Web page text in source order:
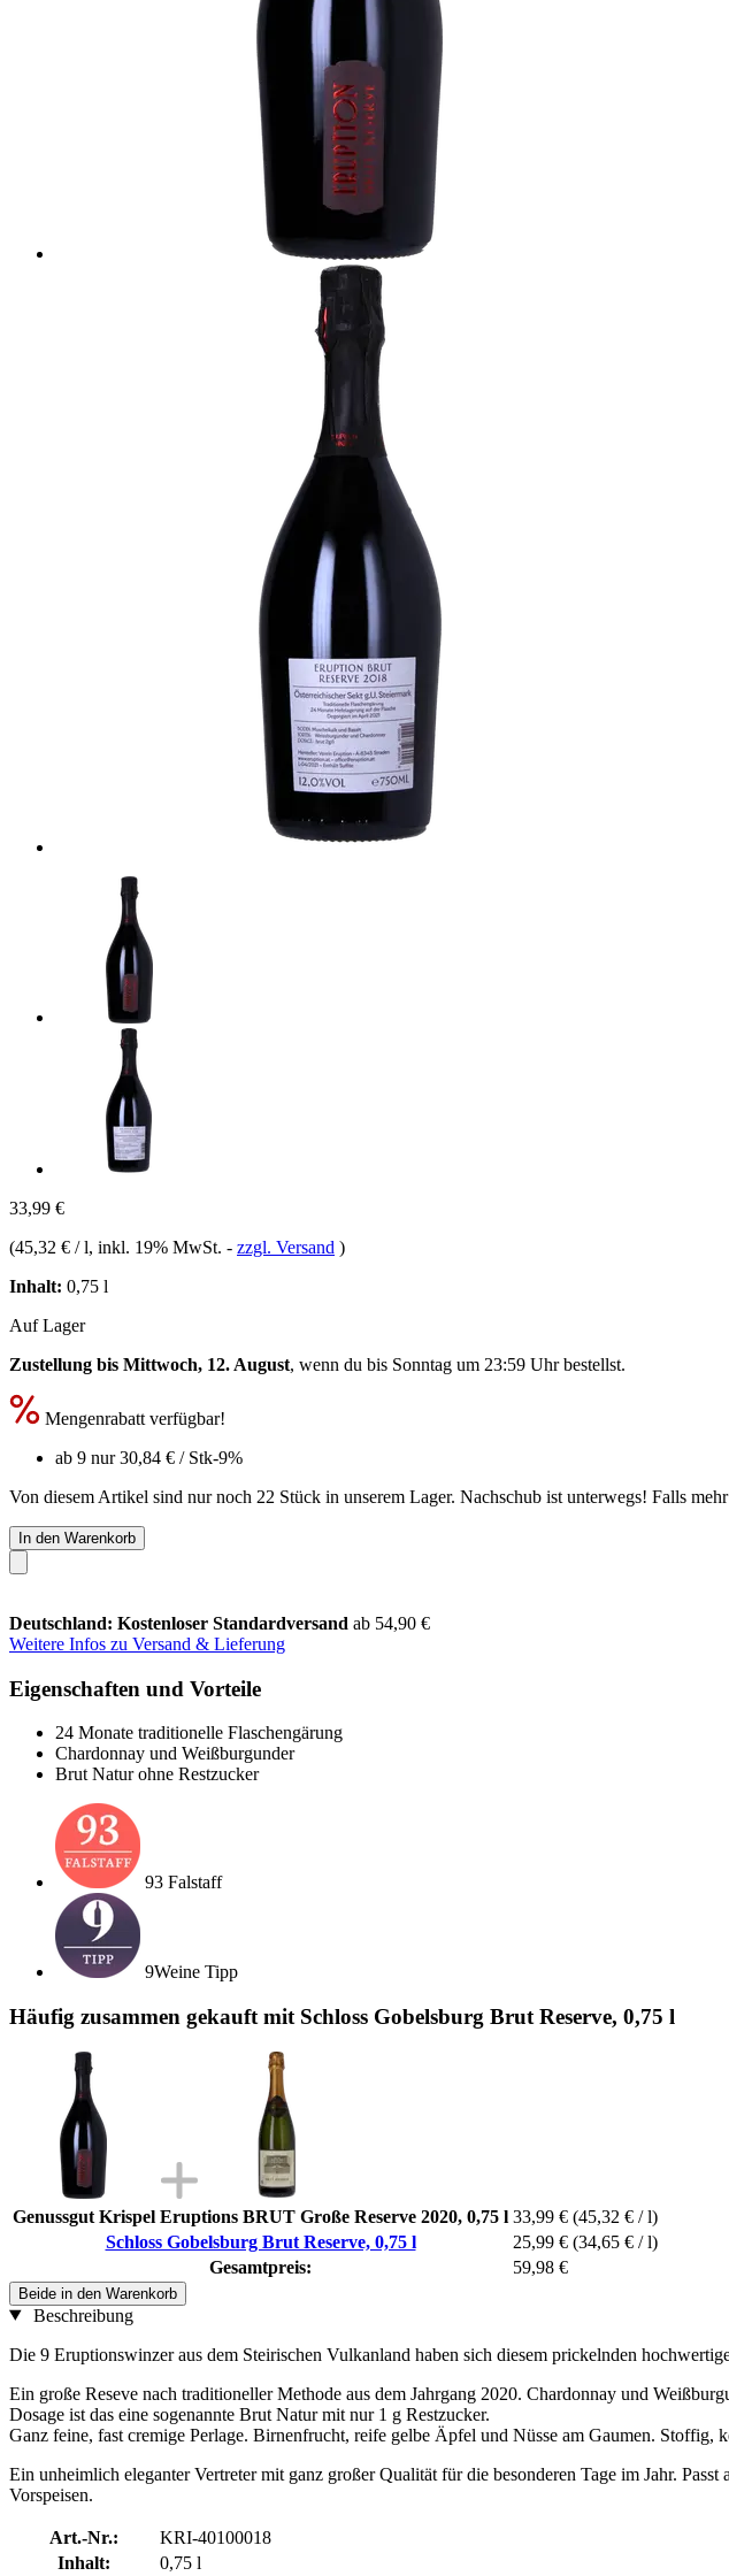
33,99 €
(45,32 € / l, inkl. 19% MwSt. - zzgl. Versand )
Inhalt: 0,75 l
Auf Lager
Zustellung bis Mittwoch, 12. August, wenn du bis Sonntag um 23:59 Uhrbestellst.
Mengenrabatt verfügbar!
ab 9 nur30,84 € / Stk-9%
Von diesem Artikel sind nur noch 22 Stück in unserem Lager. Nachschub ist unterwegs! Falls
In den Warenkorb
Deutschland: Kostenloser Standardversand ab 54,90 €
Weitere Infos zu Versand & Lieferung
Eigenschaften und Vorteile
24 Monate traditionelle Flaschengärung
Chardonnay und Weißburgunder
Brut Natur ohne Restzucker
93 Falstaff
9Weine Tipp
Häufig zusammen gekauft mit Schloss Gobelsburg Brut Reserve, 0,75 l
Genussgut Krispel Eruptions BRUT Große Reserve 2020, 0,75 l 33,99 € (45,32 € / l)
Schloss Gobelsburg Brut Reserve, 0,75 l
25,99 € (34,65 € / l)
Gesamtpreis:
59,98 €
Beide in den Warenkorb
Beschreibung
Die 9 Eruptionswinzer aus dem Steirischen Vulkanland haben sich diesem prickelnden
Ein große Reseve nach traditioneller Methode aus dem Jahrgang 2020. Chardonnay und
Dosage ist das eine sogenannte Brut Natur mit nur 1 g Restzucker.
Ganz feine, fast cremige Perlage. Birnenfrucht, reife gelbe Äpfel und Nüsse am Gaumen. Stoffig,
Ein unheimlich eleganter Vertreter mit ganz großer Qualität für die besonderen Tage im Jahr.
Vorspeisen.
Art.-Nr.:
KRI-40100018
Inhalt:
0,75 l